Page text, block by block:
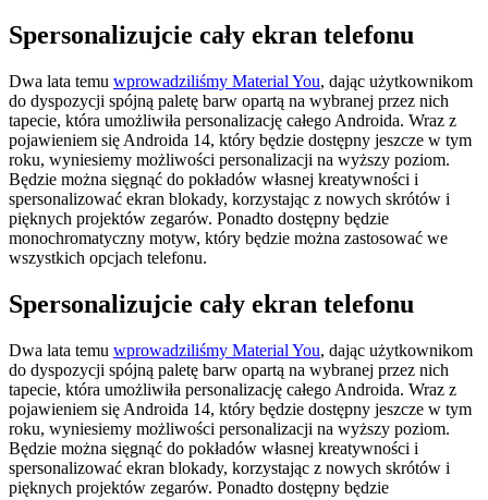
Spersonalizujcie cały ekran telefonu
Dwa lata temu wprowadziliśmy Material You, dając użytkownikom
do dyspozycji spójną paletę barw opartą na wybranej przez nich
tapecie, która umożliwiła personalizację całego Androida. Wraz z
pojawieniem się Androida 14, który będzie dostępny jeszcze w tym
roku, wyniesiemy możliwości personalizacji na wyższy poziom.
Będzie można sięgnąć do pokładów własnej kreatywności i
spersonalizować ekran blokady, korzystając z nowych skrótów i
pięknych projektów zegarów. Ponadto dostępny będzie
monochromatyczny motyw, który będzie można zastosować we
wszystkich opcjach telefonu.
Spersonalizujcie cały ekran telefonu
Dwa lata temu wprowadziliśmy Material You, dając użytkownikom
do dyspozycji spójną paletę barw opartą na wybranej przez nich
tapecie, która umożliwiła personalizację całego Androida. Wraz z
pojawieniem się Androida 14, który będzie dostępny jeszcze w tym
roku, wyniesiemy możliwości personalizacji na wyższy poziom.
Będzie można sięgnąć do pokładów własnej kreatywności i
spersonalizować ekran blokady, korzystając z nowych skrótów i
pięknych projektów zegarów. Ponadto dostępny będzie